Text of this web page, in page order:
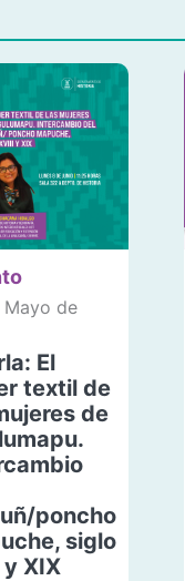
Mayo de
El
textil de
de
poncho
siglo
XIX